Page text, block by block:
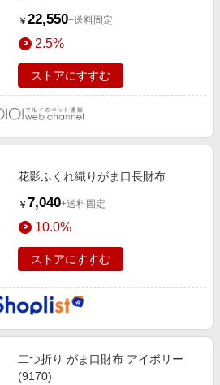
￥ 22,550+送料固定
2.5%
ストアにすすむ
花影ふくれ織りがま口長財布
￥ 7,040+送料固定
10.0%
ストアにすすむ
二つ折り がま口財布 アイボリー
(9170)